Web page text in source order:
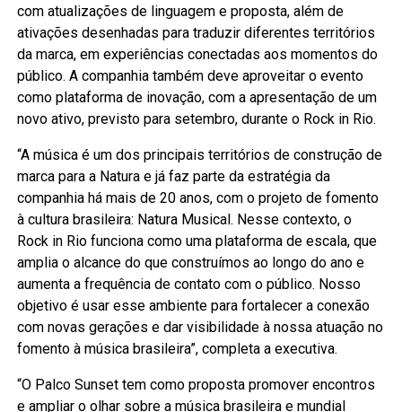
com atualizações de linguagem e proposta, além de
ativações desenhadas para traduzir diferentes territórios
da marca, em experiências conectadas aos momentos do
público. A companhia também deve aproveitar o evento
como plataforma de inovação, com a apresentação de um
novo ativo, previsto para setembro, durante o Rock in Rio.
“A música é um dos principais territórios de construção de
marca para a Natura e já faz parte da estratégia da
companhia há mais de 20 anos, com o projeto de fomento
à cultura brasileira: Natura Musical. Nesse contexto, o
Rock in Rio funciona como uma plataforma de escala, que
amplia o alcance do que construímos ao longo do ano e
aumenta a frequência de contato com o público. Nosso
objetivo é usar esse ambiente para fortalecer a conexão
com novas gerações e dar visibilidade à nossa atuação no
fomento à música brasileira”, completa a executiva.
“O Palco Sunset tem como proposta promover encontros
e ampliar o olhar sobre a música brasileira e mundial